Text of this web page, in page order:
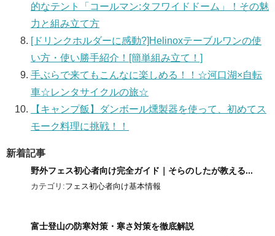
的なテント「コールマン:タフワイドドーム」！その魅
力と組み立て方
[ドリンクホルダーに感動?]Helinoxテーブルワンの使
い方・使い勝手紹介！[簡単組み立て！]
手ぶらで来てもこんなに楽しめる！！☆河口湖×自転
車☆レンタサイクルの旅☆
【キャンプ飯】ダンボール燻製器を使って、初めてス
モーク料理に挑戦！！
新着記事
野外フェス初心者向け完全ガイド｜そらのしたが教える...
カテゴリ:フェス初心者向け基本情報
富士登山の防寒対策・寒さ対策を徹底解説